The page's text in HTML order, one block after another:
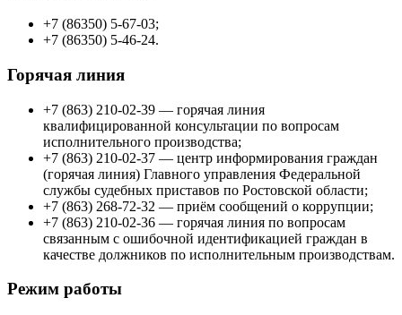
+7 (86350) 5-67-03;
+7 (86350) 5-46-24.
Горячая линия
+7 (863) 210-02-39 — горячая линия
квалифицированной консультации по вопросам
исполнительного производства;
+7 (863) 210-02-37 — центр информирования граждан
(горячая линия) Главного управления Федеральной
службы судебных приставов по Ростовской области;
+7 (863) 268-72-32 — приём сообщений о коррупции;
+7 (863) 210-02-36 — горячая линия по вопросам
связанным с ошибочной идентификацией граждан в
качестве должников по исполнительным производствам.
Режим работы